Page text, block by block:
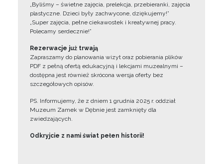
„Byliśmy – świetne zajęcia, prelekcja, przebieranki, zajęcia
plastyczne. Dzieci były zachwycone, dziękujemy!”
„Super zajęcia, pełne ciekawostek i kreatywnej pracy.
Polecamy serdecznie!”
Rezerwacje już trwają
Zapraszamy do planowania wizyt oraz pobierania plików
PDF z pełną ofertą edukacyjną i lekcjami muzealnymi –
dostępna jest również skrócona wersja oferty bez
szczegółowych opisów.
PS. Informujemy, że z dniem 1 grudnia 2025 r. oddział
Muzeum Zamek w Dębnie jest zamknięty dla
zwiedzających.
Odkryjcie z nami świat pełen historii!